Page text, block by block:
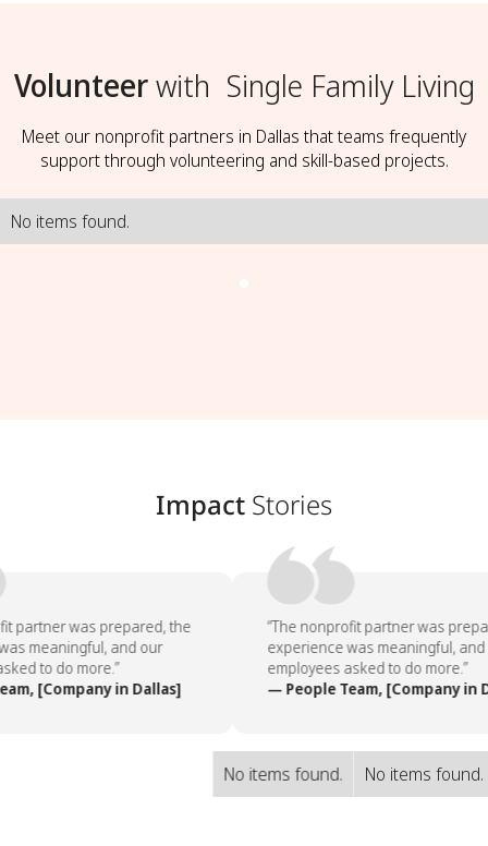
Volunteerwith Single Family Living
Meet our nonprofit partners in Dallas that teams frequently
support through volunteering and skill-based projects.
No items found.
Impact Stories
partner was prepared, the
meaningful, and our
to do more.”
[Company in Dallas]
“The nonprofit partner was
experience was meaningful, and
employees asked to do more.”
— People Team, [Company in
No items found. No items found.